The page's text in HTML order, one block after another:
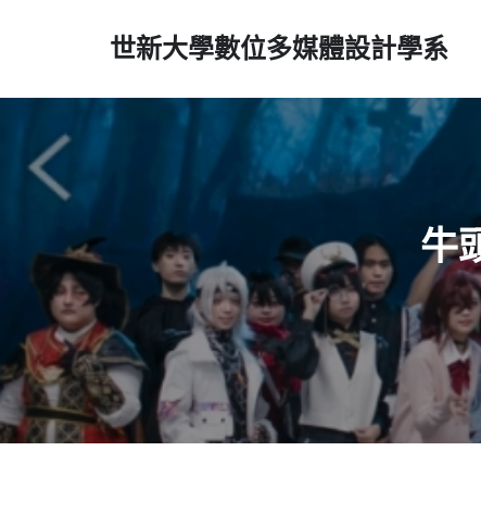
世新大學數位多媒體設計學系
牛